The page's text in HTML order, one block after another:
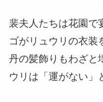
裴夫人たちは花園で
ゴがリュウリの衣装
丹の髪飾りもわざと
ウリは「運がない」